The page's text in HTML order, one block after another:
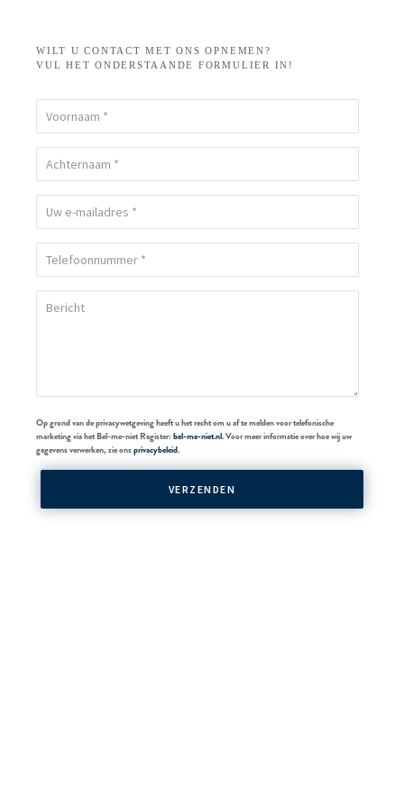
WILT U CONTACT MET ONS OPNEMEN?
VUL HET ONDERSTAANDE FORMULIER IN!
Op grond van de privacywetgeving heeft u het recht om u af te melden voor telefonische
marketing via het Bel-me-niet Register: bel-me-niet.nl. Voor meer informatie over hoe wij uw
gegevens verwerken, zie onsprivacybeleid.